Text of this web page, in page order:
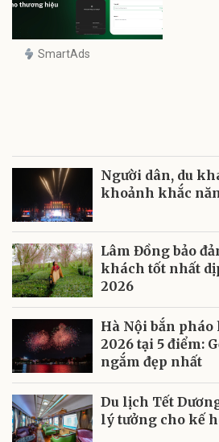
SmartAds
Người dân, du
khoảnh khắc
Lâm Đồng bảo
khách tốt nhất
2026
Hà Nội bắn
2026 tại 5 điểm:
ngắm đẹp nhất
Du lịch Tết
lý tưởng cho kế